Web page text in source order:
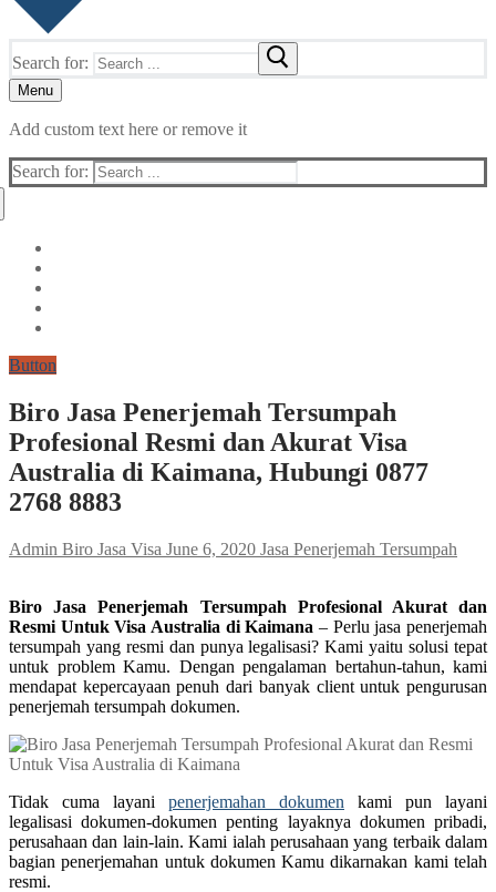
Search for:
Menu
Add custom text here or remove it
Search for:
Button
Biro Jasa Penerjemah Tersumpah
Profesional Resmi dan Akurat Visa
Australia di Kaimana, Hubungi 0877
2768 8883
Admin Biro Jasa Visa June 6, 2020 Jasa Penerjemah Tersumpah
Biro Jasa Penerjemah Tersumpah Profesional Akurat dan
Resmi Untuk Visa Australia di Kaimana – Perlu jasa penerjemah
tersumpah yang resmi dan punya legalisasi? Kami yaitu solusi tepat
untuk problem Kamu. Dengan pengalaman bertahun-tahun, kami
mendapat kepercayaan penuh dari banyak client untuk pengurusan
penerjemah tersumpah dokumen.
Tidak cuma layani penerjemahan dokumen kami pun layani
legalisasi dokumen-dokumen penting layaknya dokumen pribadi,
perusahaan dan lain-lain. Kami ialah perusahaan yang terbaik dalam
bagian penerjemahan untuk dokumen Kamu dikarnakan kami telah
resmi.